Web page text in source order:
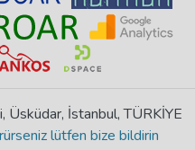
İstanbul, TÜRKİYE
lütfen bize bildirin